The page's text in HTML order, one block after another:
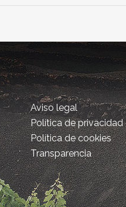
Aviso legal
Política de privacidad
Política de cookies
Transparencia